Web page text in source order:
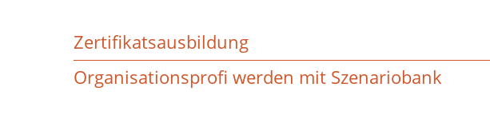
Zertifikatsausbildung
Organisationsprofi werden mit Szenariobank